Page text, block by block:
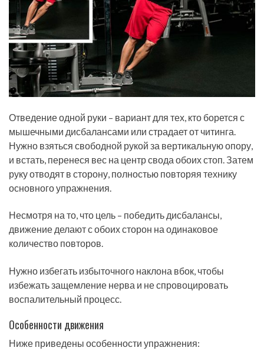
Отведение одной руки – вариант для тех, кто борется с
мышечными дисбалансами или страдает от читинга.
Нужно взяться свободной рукой за вертикальную опору,
и встать, перенеся вес на центр свода обоих стоп. Затем
руку отводят в сторону, полностью повторяя технику
основного упражнения.
Несмотря на то, что цель – победить дисбалансы,
движение делают с обоих сторон на одинаковое
количество повторов.
Нужно избегать избыточного наклона вбок, чтобы
избежать защемление нерва и не спровоцировать
воспалительный процесс.
Особенности движения
Ниже приведены особенности упражнения: